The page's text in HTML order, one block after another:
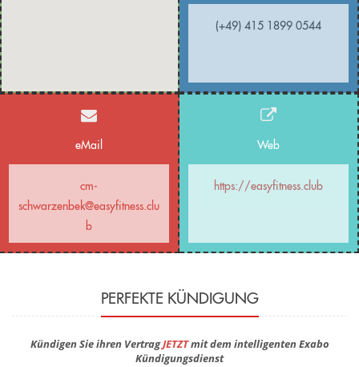
(+49) 415 1899 0544
eMail
cm-
schwarzenbek@easyfitness.clu
b
Web
https://easyfitness.club
PERFEKTE KÜNDIGUNG
Kündigen Sie ihren VertragJETZTmit dem intelligenten Exabo
Kündigungsdienst